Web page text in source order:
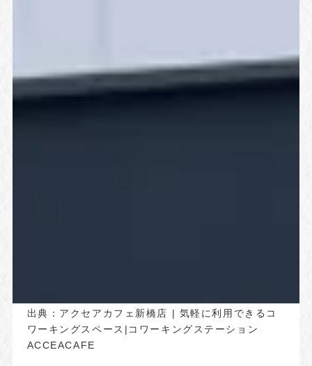
出典： アクセアカフェ新橋店 | 気軽に利用できるコ
ワーキングスペース|コワーキングステーション
ACCEACAFE